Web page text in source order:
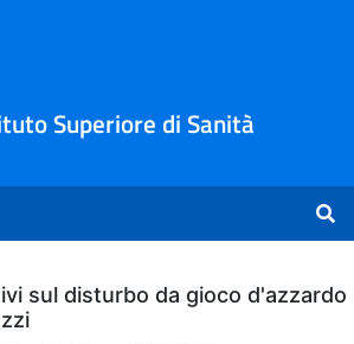
Superiore di Sanità
sul disturbo da gioco d'azzardo